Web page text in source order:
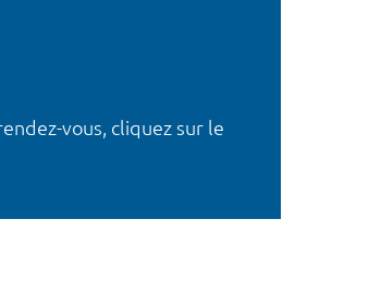
vous, cliquez sur le